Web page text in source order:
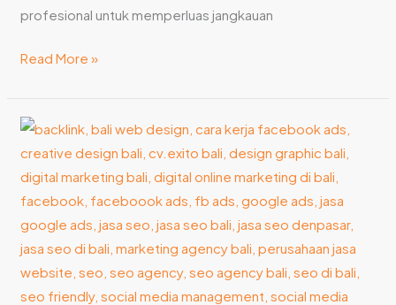
profesional untuk memperluas jangkauan
Read More »
Jasa
SEO
di
Denpasar
untuk
Visibilitas
Usaha
yang